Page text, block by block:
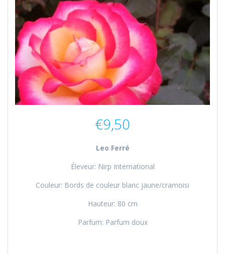
€9,50
Leo Ferré
Éleveur: Nirp International
Couleur: Bords de couleur blanc jaune/cramoisi
Hauteur: 80 cm
Parfum: Parfum doux